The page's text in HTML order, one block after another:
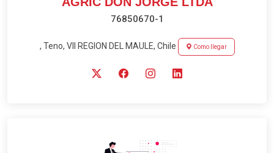
76850670-1
, Teno, VII REGION DEL MAULE, Chile Como llegar